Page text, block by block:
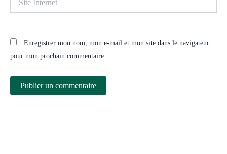
Internet
Enregistrer mon nom, mon e-mail et mon site dans le navigateur
pour mon prochain commentaire.